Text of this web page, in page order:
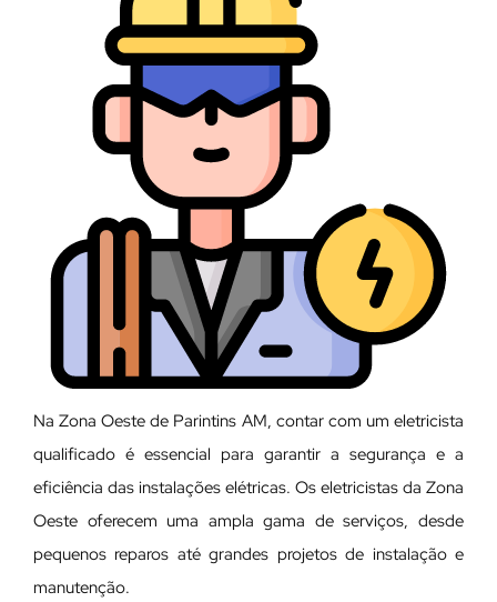
Na Zona Oeste de Parintins AM, contar com um eletricista
qualificado é essencial para garantir a segurança e a
eficiência das instalações elétricas. Os eletricistas da Zona
Oeste oferecem uma ampla gama de serviços, desde
pequenos reparos até grandes projetos de instalação e
manutenção.